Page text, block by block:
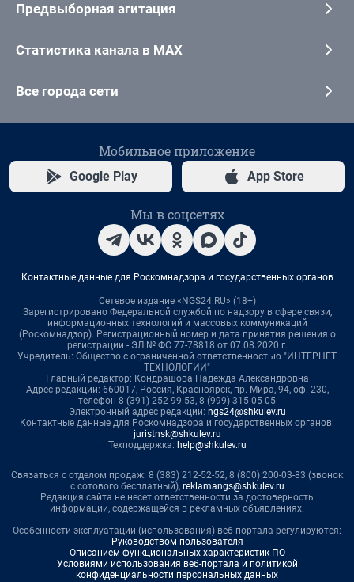
Предвыборная агитация
Статистика канала в MAX
Все города сети
Мобильное приложение
Google Play App Store
Мы в соцсетях
Контактные данные для Роскомнадзора и государственных органов
Сетевое издание «NGS24.RU» (18+)
Зарегистрировано Федеральной службой по надзору в сфере связи,
информационных технологий и массовых коммуникаций
(Роскомнадзор). Регистрационный номер и дата принятия решения о
регистрации - ЭЛ № ФС 77-78818 от 07.08.2020 г.
Учредитель: Общество с ограниченной ответственностью "ИНТЕРНЕТ
ТЕХНОЛОГИИ"
Главный редактор: Кондрашова Надежда Александровна
Адрес редакции: 660017, Россия, Красноярск, пр. Мира, 94, оф. 230,
телефон 8 (391) 252-99-53, 8 (999) 315-05-05
Электронный адрес редакции: ngs24@shkulev.ru
Контактные данные для Роскомнадзора и государственных органов:
juristnsk@shkulev.ru
Техподдержка: help@shkulev.ru
Связаться с отделом продаж: 8 (383) 212-52-52, 8 (800) 200-03-83 (звонок
с сотового бесплатный), reklamangs@shkulev.ru
Редакция сайта не несет ответственности за достоверность
информации, содержащейся в рекламных объявлениях.
Особенности эксплуатации (использования) веб-портала регулируются:
Руководством пользователя
Описанием функциональных характеристик ПО
Условиями использования веб-портала и политикой
конфиденциальности персональных данных